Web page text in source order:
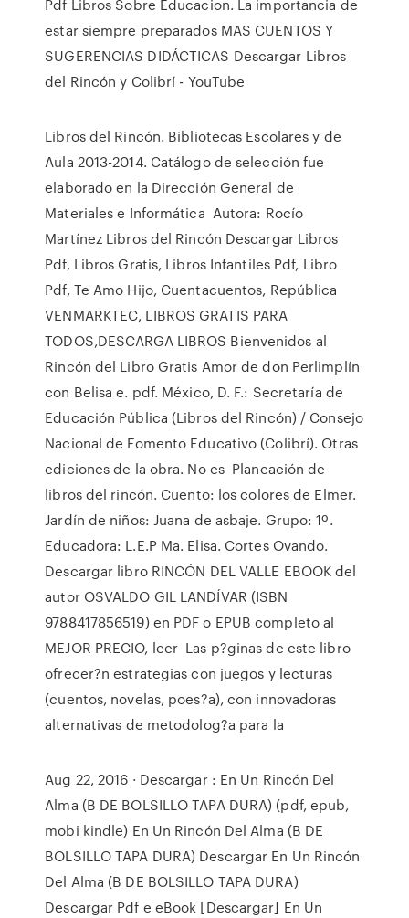
Pdf Libros Sobre Educacion. La importancia de
estar siempre preparados MAS CUENTOS Y
SUGERENCIAS DIDÁCTICAS Descargar Libros
del Rincón y Colibrí - YouTube
Libros del Rincón. Bibliotecas Escolares y de
Aula 2013-2014. Catálogo de selección fue
elaborado en la Dirección General de
Materiales e Informática Autora: Rocío
Martínez Libros del Rincón Descargar Libros
Pdf, Libros Gratis, Libros Infantiles Pdf, Libro
Pdf, Te Amo Hijo, Cuentacuentos, República
VENMARKTEC, LIBROS GRATIS PARA
TODOS,DESCARGA LIBROS Bienvenidos al
Rincón del Libro Gratis Amor de don Perlimplín
con Belisa e. pdf. México, D. F.: Secretaría de
Educación Pública (Libros del Rincón) / Consejo
Nacional de Fomento Educativo (Colibrí). Otras
ediciones de la obra. No es Planeación de
libros del rincón. Cuento: los colores de Elmer.
Jardín de niños: Juana de asbaje. Grupo: 1º.
Educadora: L.E.P Ma. Elisa. Cortes Ovando.
Descargar libro RINCÓN DEL VALLE EBOOK del
autor OSVALDO GIL LANDÍVAR (ISBN
9788417856519) en PDF o EPUB completo al
MEJOR PRECIO, leer Las p?ginas de este libro
ofrecer?n estrategias con juegos y lecturas
(cuentos, novelas, poes?a), con innovadoras
alternativas de metodolog?a para la
Aug 22, 2016 · Descargar : En Un Rincón Del
Alma (B DE BOLSILLO TAPA DURA) (pdf, epub,
mobi kindle) En Un Rincón Del Alma (B DE
BOLSILLO TAPA DURA) Descargar En Un Rincón
Del Alma (B DE BOLSILLO TAPA DURA)
Descargar Pdf e eBook [Descargar] En Un